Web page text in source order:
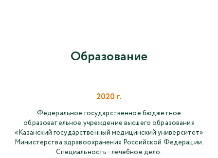
Образование
2020 г.
Федеральное государственное бюджетное
образовательное учреждение высшего образования
«Казанский государственный медицинский университет»
Министерства здравоохранения Российской Федерации.
Специальность - лечебное дело.